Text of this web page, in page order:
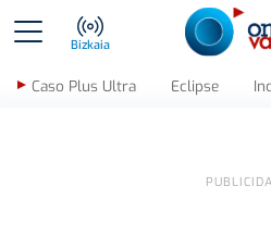
Bizkaia
Caso Plus Ultra Eclipse